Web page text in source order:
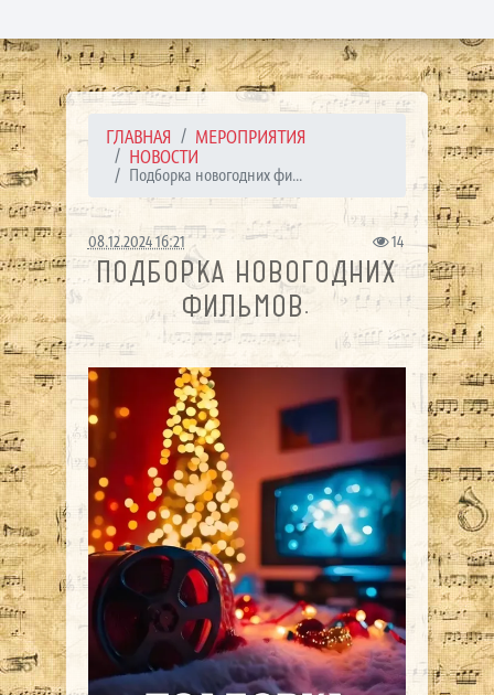
ГЛАВНАЯ
МЕРОПРИЯТИЯ
НОВОСТИ
Подборка новогодних фи...
08.12.2024 16:21 14
ПОДБОРКА НОВОГОДНИХ
ФИЛЬМОВ.